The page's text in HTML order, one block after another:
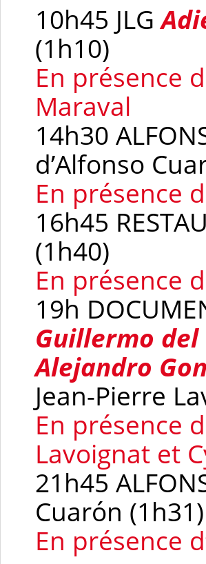
10h45 JLG
(1h10)
En présence
Maraval
14h30
d’Alfonso
En présence
16h45
(1h40)
En présence
19h
Guillermo del
Alejandro
Jean-Pierre
En présence
Lavoignat et
21h45
Cuarón (1h31)
En présence